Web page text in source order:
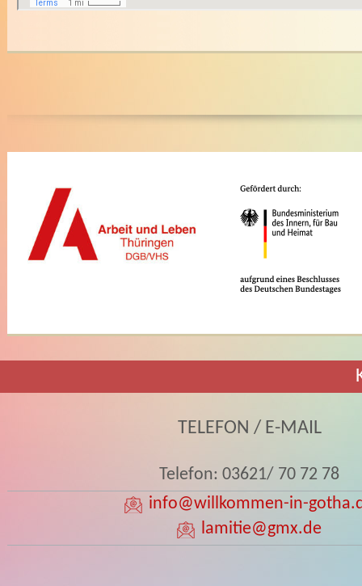
TELEFON / E-MAIL
Telefon: 03621/ 70 72 78
info@willkommen-in-
lamitie@gmx.de